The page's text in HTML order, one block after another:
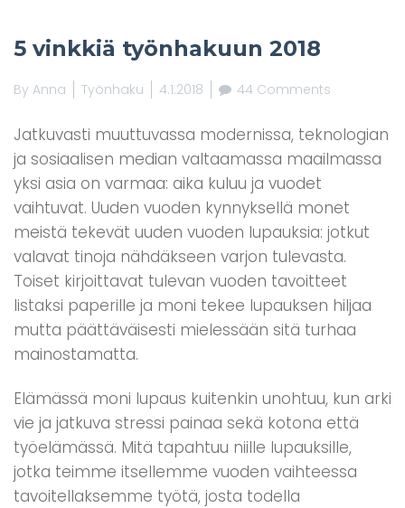
5 vinkkiä työnhakuun 2018
By Anna Työnhaku 4.1.2018 44 Comments
Jatkuvasti muuttuvassa modernissa, teknologian
ja sosiaalisen median valtaamassa maailmassa
yksi asia on varmaa: aika kuluu ja vuodet
vaihtuvat. Uuden vuoden kynnyksellä monet
meistä tekevät uuden vuoden lupauksia: jotkut
valavat tinoja nähdäkseen varjon tulevasta.
Toiset kirjoittavat tulevan vuoden tavoitteet
listaksi paperille ja moni tekee lupauksen hiljaa
mutta päättäväisesti mielessään sitä turhaa
mainostamatta.
Elämässä moni lupaus kuitenkin unohtuu, kun arki
vie ja jatkuva stressi painaa sekä kotona että
työelämässä. Mitä tapahtuu niille lupauksille,
jotka teimme itsellemme vuoden vaihteessa
tavoitellaksemme työtä, josta todella